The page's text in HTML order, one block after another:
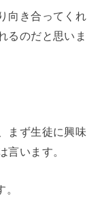
向き合ってくれ
るのだと思いま
まず生徒に興味
言います。